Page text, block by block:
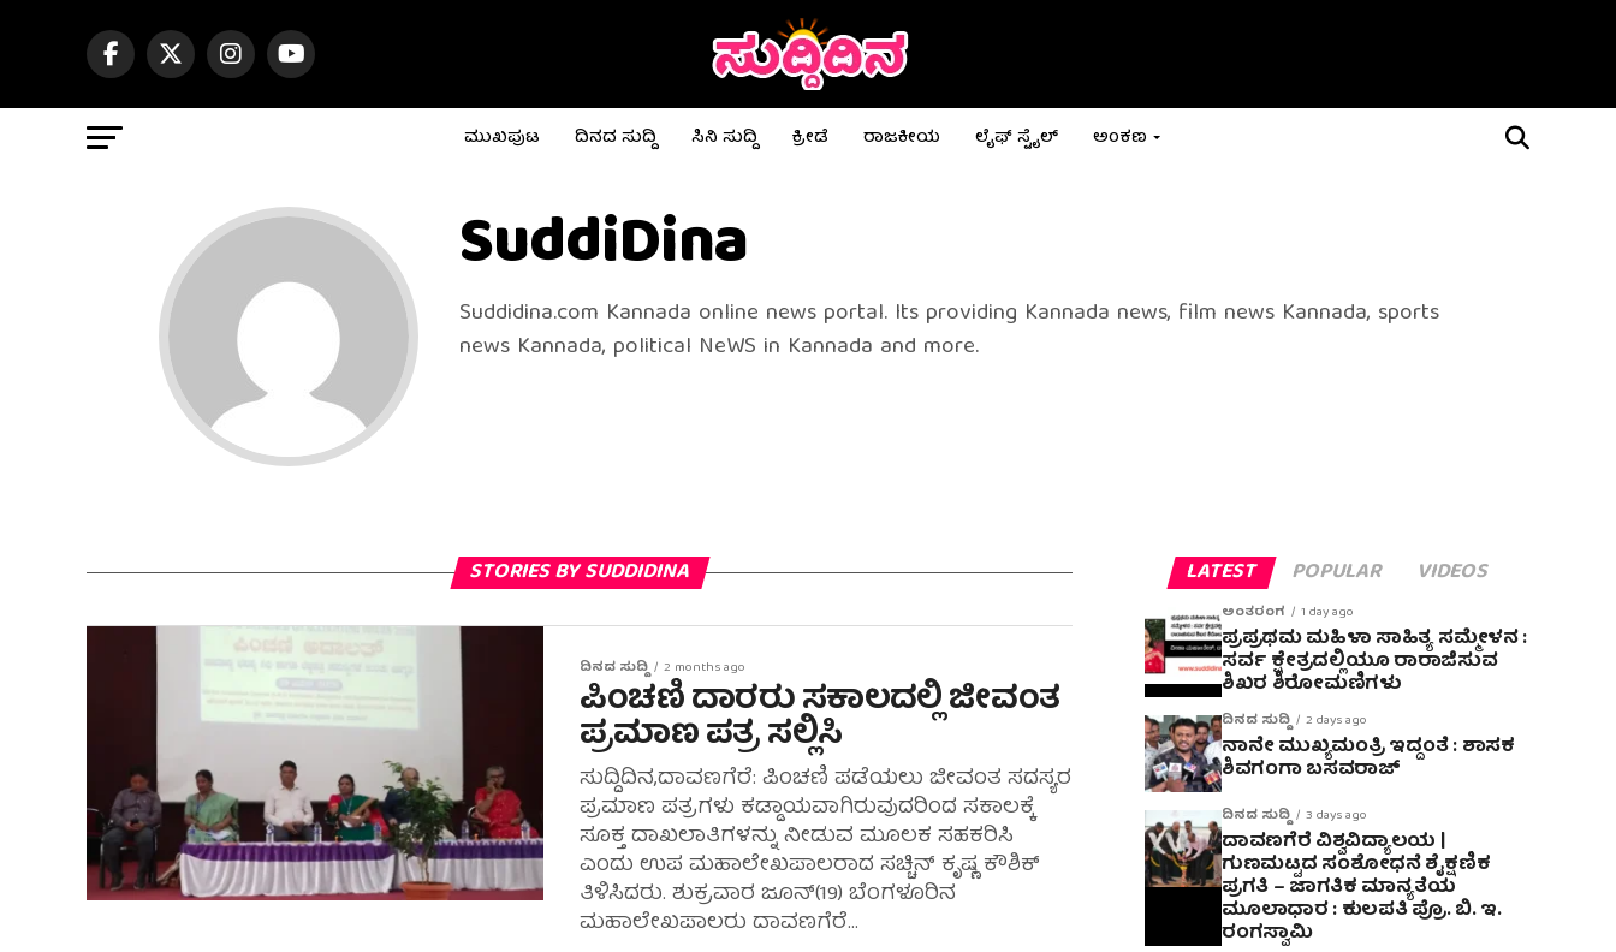
ಮುಖಪುಟ ದಿನದ ಸುದ್ದಿ ಸಿನಿ ಸುದ್ದಿ ಕ್ರೀಡೆ ರಾಜಕೀಯ ಲೈಫ್ ಸ್ಟೈಲ್ ಅಂಕಣ
SuddiDina
Suddidina.com Kannada online news portal. Its providing Kannada news, film news Kannada, sports
news Kannada, political NeWS in Kannada and more.
STORIES BY SUDDIDINA
ದಿನದ ಸುದ್ದಿ 2 months ago
ಪಿಂಚಣಿ ದಾರರು ಸಕಾಲದಲ್ಲಿ ಜೀವಂತ
ಪ್ರಮಾಣ ಪತ್ರ ಸಲ್ಲಿಸಿ
ಸುದ್ದಿದಿನ,ದಾವಣಗೆರೆ: ಪಿಂಚಣಿ ಪಡೆಯಲು ಜೀವಂತ ಸದಸ್ಯರ
ಪ್ರಮಾಣ ಪತ್ರಗಳು ಕಡ್ಡಾಯವಾಗಿರುವುದರಿಂದ ಸಕಾಲಕ್ಕೆ
ಸೂಕ್ತ ದಾಖಲಾತಿಗಳನ್ನು ನೀಡುವ ಮೂಲಕ ಸಹಕರಿಸಿ
ಎಂದು ಉಪ ಮಹಾಲೇಖಪಾಲರಾದ ಸಚ್ಚಿನ್ ಕೃಷ್ಣ ಕೌಶಿಕ್
ತಿಳಿಸಿದರು. ಶುಕ್ರವಾರ ಜೂನ್(19) ‌ಬೆಂಗಳೂರಿನ
ಮಹಾಲೇಖಪಾಲರು ದಾವಣಗೆರೆ...
LATEST POPULAR VIDEOS
ಅಂತರಂಗ 1 day ago
ಪ್ರಪ್ರಥಮ ಮಹಿಳಾ ಸಾಹಿತ್ಯ ಸಮ್ಮೇಳನ :
ಸರ್ವ ಕ್ಷೇತ್ರದಲ್ಲಿಯೂ ರಾರಾಜಿಸುವ
ಶಿಖರ ಶಿರೋಮಣಿಗಳು
ದಿನದ ಸುದ್ದಿ 2 days ago
ನಾನೇ ಮುಖ್ಯಮಂತ್ರಿ ಇದ್ದಂತೆ : ಶಾಸಕ
ಶಿವಗಂಗಾ ಬಸವರಾಜ್
ದಿನದ ಸುದ್ದಿ 3 days ago
ದಾವಣಗೆರೆ ವಿಶ್ವವಿದ್ಯಾಲಯ |
ಗುಣಮಟ್ಟದ ಸಂಶೋಧನೆ ಶೈಕ್ಷಣಿಕ
ಪ್ರಗತಿ – ಜಾಗತಿಕ ಮಾನ್ಯತೆಯ
ಮೂಲಾಧಾರ : ಕುಲಪತಿ ಪ್ರೊ. ಬಿ. ಇ.
ರಂಗಸ್ವಾಮಿ